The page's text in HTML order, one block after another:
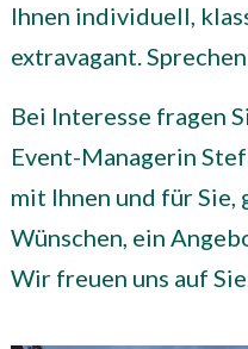
Ihnen individuell,
extravagant.
Bei Interesse fragen
Event-Managerin
mit Ihnen und für Sie,
Wünschen, ein
Wir freuen uns auf